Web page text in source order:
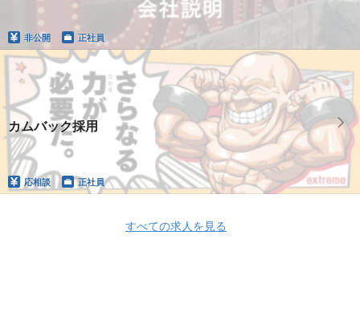
非公開 正社員
カムバック採用
応相談 正社員
すべての求人を見る